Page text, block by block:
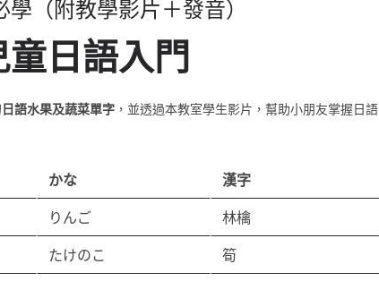
（附教學影片＋發音）
日語入門
日語水果及蔬菜單字 ，並透過本教室學生影片，幫助小朋友掌握日語
かな
漢字
りんご
林檎
たけのこ
筍